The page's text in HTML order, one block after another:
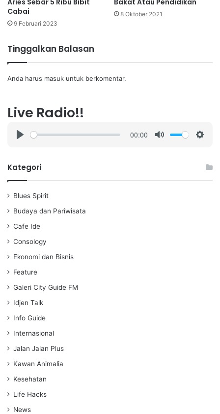
Aries Sebar 5 Ribu Bibit
Cabai
9 Februari 2023
Bakat Atau Pendidikan
8 Oktober 2021
Tinggalkan Balasan
Anda harus masuk untuk berkomentar.
Live Radio!!
a
00:00
Kategori
Blues Spirit
Budaya dan Pariwisata
Cafe Ide
Consology
Ekonomi dan Bisnis
Feature
Galeri City Guide FM
Idjen Talk
Info Guide
Internasional
Jalan Jalan Plus
Kawan Animalia
Kesehatan
Life Hacks
News